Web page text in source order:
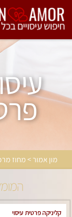
מון אמור > מחוז
קליניקה פרטית עיסוי